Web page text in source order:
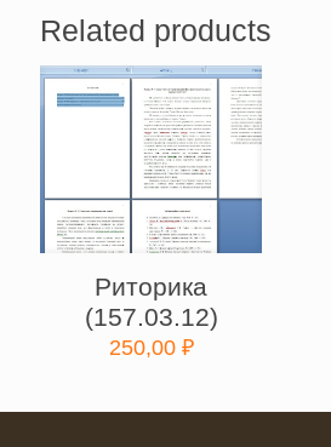
Related products
Риторика
(157.03.12)
250,00 ₽